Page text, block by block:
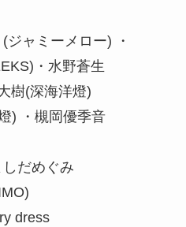
ャミーメロー) ・
・水野蒼生
樹(深海洋燈)
) ・槻岡優季音
だめぐみ
dress